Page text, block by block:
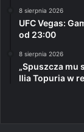
8 sierpnia 2026
UFC Vegas:
od 23:00
8 sierpnia 2026
„Spuszcza mu
Ilia Topuria w